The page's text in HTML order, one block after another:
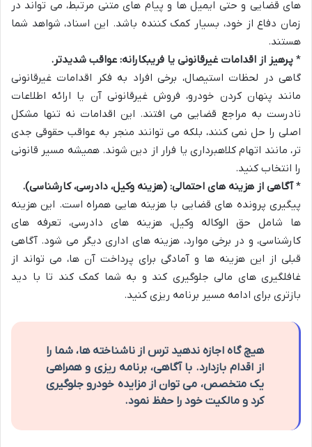
های قضایی و حتی ایمیل ها و پیام های متنی مرتبط، می تواند در
زمان دفاع از خود، بسیار کمک کننده باشد. این اسناد، شواهد شما
هستند.
* پرهیز از اقدامات غیرقانونی یا فریبکارانه: عواقب شدیدتر.
گاهی در لحظات استیصال، برخی افراد به فکر اقدامات غیرقانونی
مانند پنهان کردن خودرو، فروش غیرقانونی آن یا ارائه اطلاعات
نادرست به مراجع قضایی می افتند. این اقدامات نه تنها مشکل
اصلی را حل نمی کنند، بلکه می توانند منجر به عواقب حقوقی جدی
تر، مانند اتهام کلاهبرداری یا فرار از دین شوند. همیشه مسیر قانونی
را انتخاب کنید.
*آگاهی از هزینه های احتمالی: (هزینه وکیل، دادرسی، کارشناسی).
پیگیری پرونده های قضایی با هزینه هایی همراه است. این هزینه
ها شامل حق الوکاله وکیل، هزینه های دادرسی، تعرفه های
کارشناسی، و در برخی موارد، هزینه های اداری دیگر می شود. آگاهی
قبلی از این هزینه ها و آمادگی برای پرداخت آن ها، می تواند از
غافلگیری های مالی جلوگیری کند و به شما کمک کند تا با دید
بازتری برای ادامه مسیر برنامه ریزی کنید.
هیچ گاه اجازه ندهید ترس از ناشناخته ها، شما را
از اقدام بازدارد. با آگاهی، برنامه ریزی و همراهی
یک متخصص، می توان از مزایده خودرو جلوگیری
کرد و مالکیت خود را حفظ نمود.